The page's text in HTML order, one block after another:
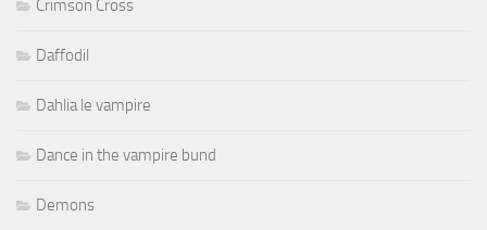
Crimson Cross
Daffodil
Dahlia le vampire
Dance in the vampire bund
Demons